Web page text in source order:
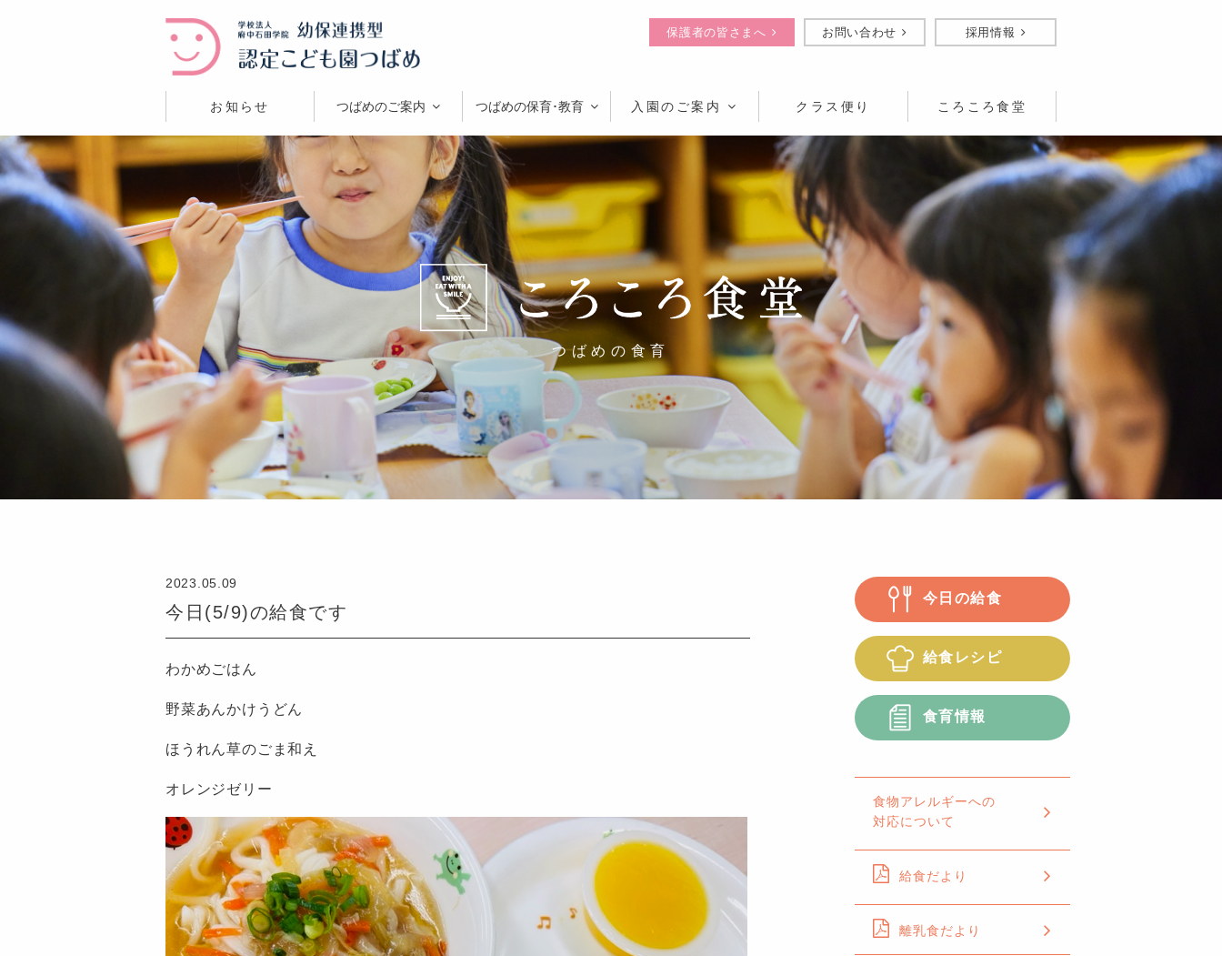
お知らせ つばめのご案内 つばめの保育･教育 入園のご案内 クラス便り ころころ食堂
保護者の皆さまへ お問い合わせ 採用情報
つばめの食育
2023.05.09
今日(5/9)の給食です
わかめごはん
野菜あんかけうどん
ほうれん草のごま和え
オレンジゼリー
今日の給食
給食レシピ
食育情報
食物アレルギーへの
対応について
給食だより
離乳食だより